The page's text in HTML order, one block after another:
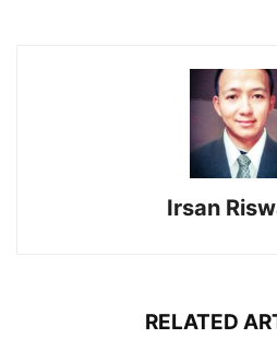
Irsan
RELATED